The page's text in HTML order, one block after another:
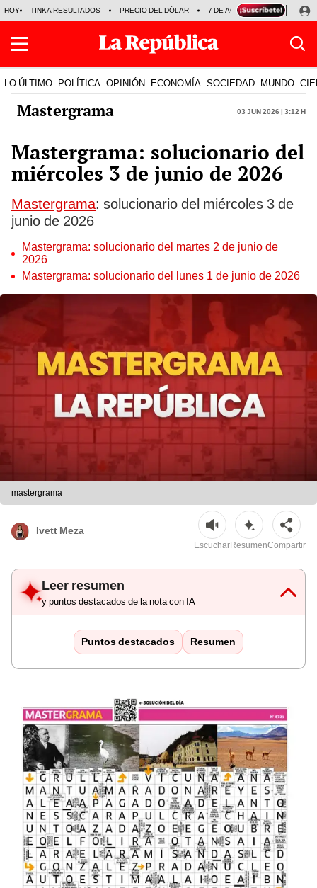
HOY TINKA RESULTADOS PRECIO DEL DÓLAR 7 DE AGOSTO OLLANTA
LO ÚLTIMO POLÍTICA OPINIÓN ECONOMÍA SOCIEDAD MUNDO
Mastergrama 03 Jun 2026 | 3:12 h
Mastergrama: solucionario del
miércoles 3 de junio de 2026
Mastergrama: solucionario del miércoles 3 de
junio de 2026
Mastergrama: solucionario del martes 2 de junio de
2026
Mastergrama: solucionario del lunes 1 de junio de 2026
mastergrama
Ivett Meza
EscucharResumenCompartir
Leer resumen
y puntos destacados de la nota con IA
Puntos destacados Resumen